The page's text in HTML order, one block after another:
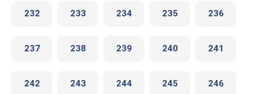
232 233 234 235 236
237 238 239 240 241
242 243 244 245 246